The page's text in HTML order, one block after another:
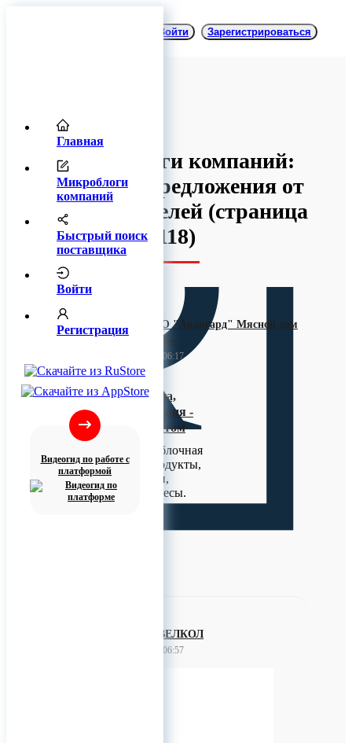
Главная
Микроблоги
компаний
Быстрый поиск
поставщика
Войти
Регистрация
Видеогид по работе с
платформой
Войти Зарегистрироваться
Микроблоги компаний:
товары и предложения от
производителей(cтраница
118)
Филиал ООО "Авангард" Мясной дом
«Карлинский»
26 апреля 2023 06:17
Свинина, говядина,
колбасная продукция -
оптом, мелким оптом
Туши, полутуши, блочная
продукция, субпродукты,
колбасы, шашлыки,
пельмени, деликатесы.
ООО НПК ВЕЛКОЛ
24 апреля 2023 06:57